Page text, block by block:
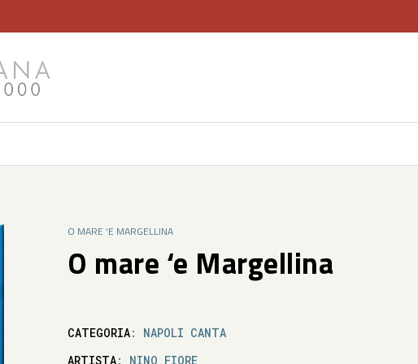
O MARE ‘E MARGELLINA
O mare ‘e Margellina
CATEGORIA: NAPOLI CANTA
ARTISTA: NINO FIORE